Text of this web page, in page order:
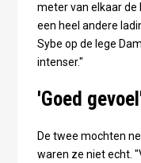
meter van elkaar de
een heel andere
Sybe op de lege
intenser."
'Goed
De twee mochten
waren ze niet echt.